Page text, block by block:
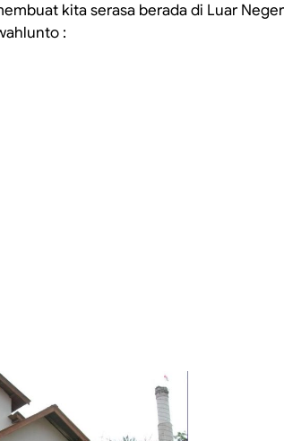
kita serasa berada di Luar
: